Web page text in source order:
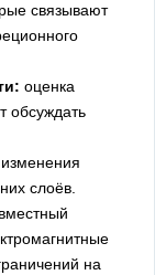
связывают
оценка
обсуждать
изменения
слоёв.
на